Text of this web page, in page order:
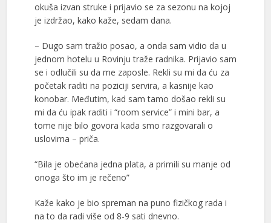
okuša izvan struke i prijavio se za sezonu na kojoj
je izdržao, kako kaže, sedam dana.
– Dugo sam tražio posao, a onda sam vidio da u
jednom hotelu u Rovinju traže radnika. Prijavio sam
se i odlučili su da me zaposle. Rekli su mi da ću za
početak raditi na poziciji servira, a kasnije kao
konobar. Međutim, kad sam tamo došao rekli su
mi da ću ipak raditi i “room service” i mini bar, a
tome nije bilo govora kada smo razgovarali o
uslovima – priča.
“Bila je obećana jedna plata, a primili su manje od
onoga što im je rečeno”
Kaže kako je bio spreman na puno fizičkog rada i
na to da radi više od 8-9 sati dnevno.